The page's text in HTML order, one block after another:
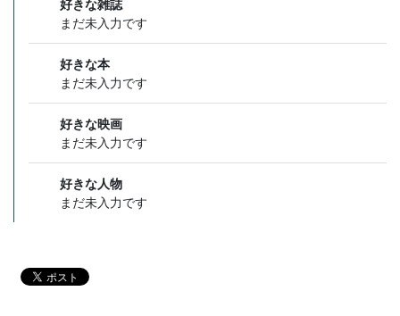
好きな雑誌
まだ未入力です
好きな本
まだ未入力です
好きな映画
まだ未入力です
好きな人物
まだ未入力です